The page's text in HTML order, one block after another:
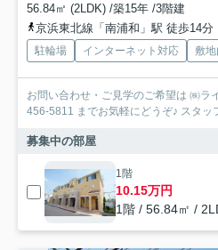
56.84㎡ (2LDK) /築15年 /3階建
京浜東北線「南浦和」駅 徒歩14分
駐輪場 インターネット対応 敷
お問い合わせ・ご見学のご希望は ㈱ラ
456-5811 までお気軽にどうぞ♪ スタッ
募集中の部屋
1階
10.15万円
1階 / 56.84㎡ /